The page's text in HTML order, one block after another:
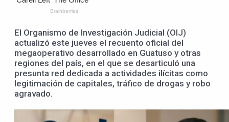
El Organismo de Investigación Judicial (OIJ)
actualizó este jueves el recuento oficial del
megaoperativo desarrollado en Guatuso y otras
regiones del país, en el que se desarticuló una
presunta red dedicada a actividades ilícitas como
legitimación de capitales, tráfico de drogas y robo
agravado.